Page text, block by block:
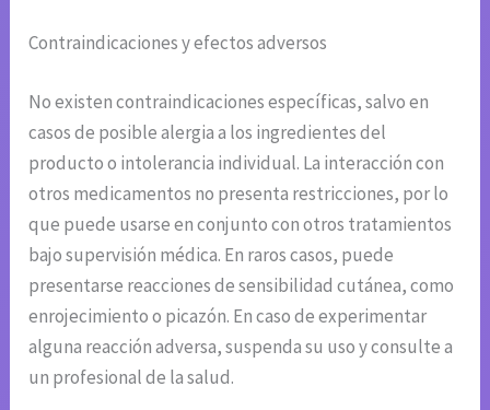
Contraindicaciones y efectos adversos
No existen contraindicaciones específicas, salvo en
casos de posible alergia a los ingredientes del
producto o intolerancia individual. La interacción con
otros medicamentos no presenta restricciones, por lo
que puede usarse en conjunto con otros tratamientos
bajo supervisión médica. En raros casos, puede
presentarse reacciones de sensibilidad cutánea, como
enrojecimiento o picazón. En caso de experimentar
alguna reacción adversa, suspenda su uso y consulte a
un profesional de la salud.